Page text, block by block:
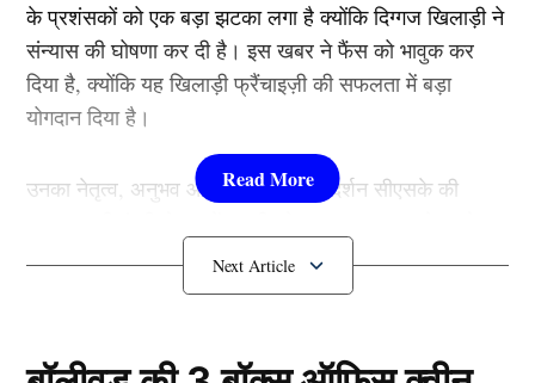
के प्रशंसकों को एक बड़ा झटका लगा है क्योंकि दिग्गज खिलाड़ी ने
संन्यास की घोषणा कर दी है। इस खबर ने फैंस को भावुक कर
दिया है, क्योंकि यह खिलाड़ी फ्रैंचाइज़ी की सफलता में बड़ा
योगदान दिया है।
उनका नेतृत्व, अनुभव और मैच जिताऊ प्रदर्शन सीएसके की
अपनी रणनीति पर पुनर्विचार करना होगा….
लिया संन्यास